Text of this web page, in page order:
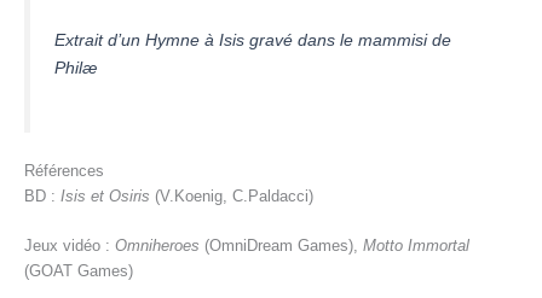
Extrait d’un Hymne à Isis gravé dans le mammisi de
Philæ
Références
BD : Isis et Osiris (V.Koenig, C.Paldacci)
Jeux vidéo : Omniheroes (OmniDream Games), Motto Immortal
(GOAT Games)